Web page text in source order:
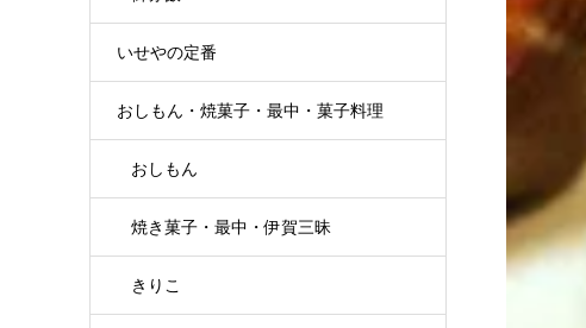
いせやの定番
おしもん・焼菓子・最中・菓子料理
おしもん
焼き菓子・最中・伊賀三昧
きりこ